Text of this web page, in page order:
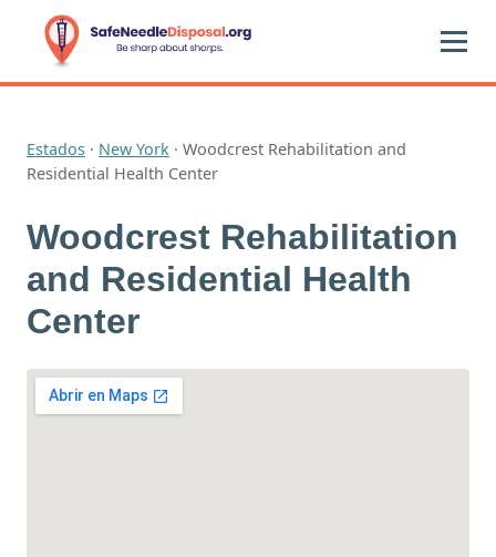
Estados · New York · Woodcrest Rehabilitation and
Residential Health Center
Woodcrest Rehabilitation
and Residential Health
Center